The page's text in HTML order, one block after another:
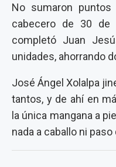
No sumaron
cabecero de 30
completó Juan
unidades, ahorrando
José Ángel Xolalpa
tantos, y de ahí en
la única mangana a
nada a caballo ni